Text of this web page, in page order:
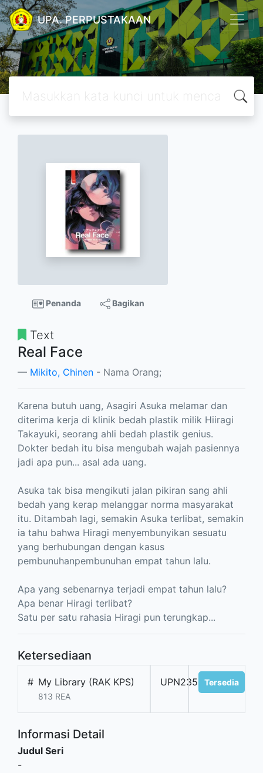
UPA. PERPUSTAKAAN
Penanda Bagikan
Text
Real Face
Mikito, Chinen - Nama Orang;
Karena butuh uang, Asagiri Asuka melamar dan
diterima kerja di klinik bedah plastik milik Hiiragi
Takayuki, seorang ahli bedah plastik genius.
Dokter bedah itu bisa mengubah wajah pasiennya
jadi apa pun... asal ada uang.
Asuka tak bisa mengikuti jalan pikiran sang ahli
bedah yang kerap melanggar norma masyarakat
itu. Ditambah lagi, semakin Asuka terlibat, semakin
ia tahu bahwa Hiragi menyembunyikan sesuatu
yang berhubungan dengan kasus
pembunuhanpembunuhan empat tahun lalu.
Apa yang sebenarnya terjadi empat tahun lalu?
Apa benar Hiragi terlibat?
Satu per satu rahasia Hiragi pun terungkap...
Ketersediaan
# My Library (RAK KPS)
813 REA
UPN235152Tersedia
Informasi Detail
Judul Seri
-